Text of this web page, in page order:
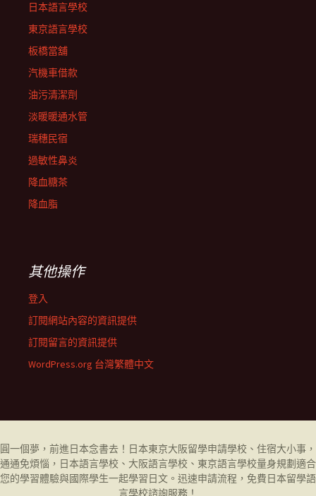
日本語言學校
東京語言學校
板橋當舖
汽機車借款
油污清潔劑
淡暖暖通水管
瑞穗民宿
過敏性鼻炎
降血糖茶
降血脂
其他操作
登入
訂閱網站內容的資訊提供
訂閱留言的資訊提供
WordPress.org 台灣繁體中文
圓一個夢，前進日本念書去！日本東京大阪留學申請學校、住宿大小事，
通通免煩惱，日本語言學校、大阪語言學校、東京語言學校量身規劃適合
您的學習體驗與國際學生一起學習日文。迅速申請流程，免費日本留學語
言學校諮詢服務！